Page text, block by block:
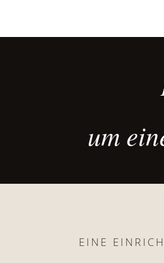
um
EINE